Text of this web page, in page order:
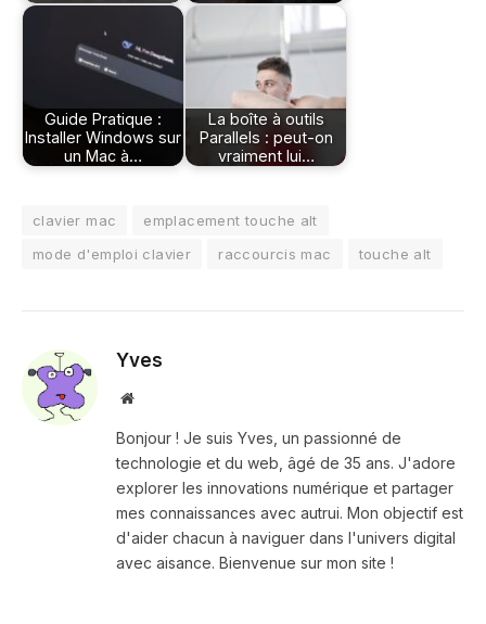
Guide Pratique :
Installer Windows sur
un Mac à…
La boîte à outils
Parallels : peut-on
vraiment lui…
clavier mac
emplacement touche alt
mode d'emploi clavier
raccourcis mac touche alt
Yves
Site
Bonjour ! Je suis Yves, un passionné de
technologie et du web, âgé de 35 ans. J'adore
explorer les innovations numérique et partager
mes connaissances avec autrui. Mon objectif est
d'aider chacun à naviguer dans l'univers digital
avec aisance. Bienvenue sur mon site !